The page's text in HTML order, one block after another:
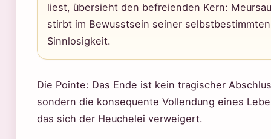
liest, übersieht den befreienden Kern:
stirbt im Bewusstsein seiner selbstbestimmten
Sinnlosigkeit.
Die Pointe: Das Ende ist kein tragischer
sondern die konsequente Vollendung eines
das sich der Heuchelei verweigert.